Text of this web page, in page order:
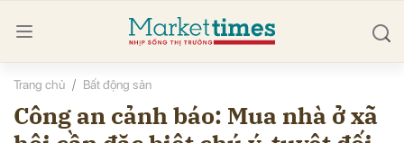
Trang chủ Bất động sản
Công an cảnh báo: Mua nhà ở xã
luận